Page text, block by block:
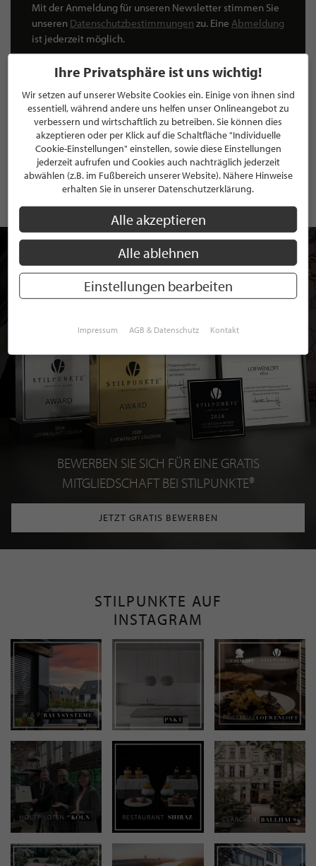
Mit der Anmeldung für unseren Newsletter stimmen Sie
unseren Datenschutzbestimmungen zu. Eine Abmeldung
ist jederzeit möglich.
ANMELDEN
Mit der Anmeldung an unserem Newsletter stimmen Sie unseren
Datenschutzbestimmungenzu. Eine Abmeldungist jederzeit möglich.
BEWERBEN SIE SICH FÜR EINE GRATIS
MITGLIEDSCHAFT BEI STILPUNKTE®
JETZT GRATIS BEWERBEN
STILPUNKTE AUF
INSTAGRAM
Ihre Privatsphäre ist uns wichtig!
Wir setzen auf unserer Website Cookies ein. Einige von ihnen sind
essentiell, während andere uns helfen unser Onlineangebot zu
verbessern und wirtschaftlich zu betreiben. Sie können dies
akzeptieren oder per Klick auf die Schaltfläche "Individuelle
Cookie-Einstellungen" einstellen, sowie diese Einstellungen
jederzeit aufrufen und Cookies auch nachträglich jederzeit
abwählen (z.B. im Fußbereich unserer Website). Nähere Hinweise
erhalten Sie in unserer Datenschutzerklärung.
Alle akzeptieren
Alle ablehnen
Einstellungen bearbeiten
Impressum AGB & Datenschutz Kontakt